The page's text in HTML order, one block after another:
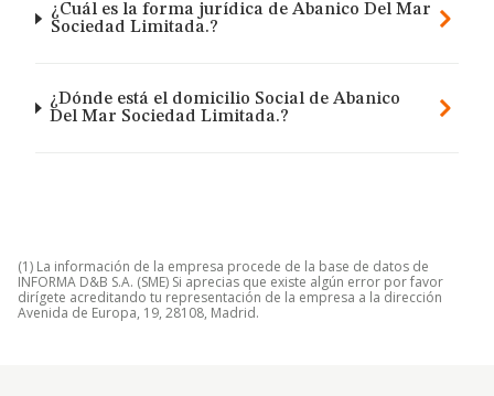
¿Cuál es la forma jurídica de Abanico Del Mar
Sociedad Limitada.?
¿Dónde está el domicilio Social de Abanico
Del Mar Sociedad Limitada.?
(1) La información de la empresa procede de la base de datos de
INFORMA D&B S.A. (SME) Si aprecias que existe algún error por favor
dirígete acreditando tu representación de la empresa a la dirección
Avenida de Europa, 19, 28108, Madrid.